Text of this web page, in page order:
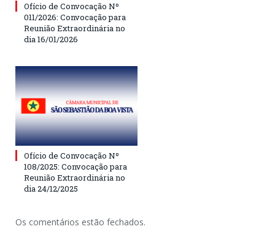
Ofício de Convocação Nº
011/2026: Convocação para
Reunião Extraordinária no
dia 16/01/2026
Ofício de Convocação Nº
108/2025: Convocação para
Reunião Extraordinária no
dia 24/12/2025
Os comentários estão fechados.